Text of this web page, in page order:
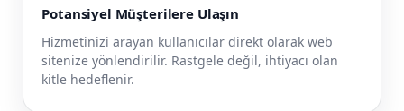
Potansiyel Müşterilere Ulaşın
Hizmetinizi arayan kullanıcılar direkt olarak web
sitenize yönlendirilir. Rastgele değil, ihtiyacı olan
kitle hedeflenir.